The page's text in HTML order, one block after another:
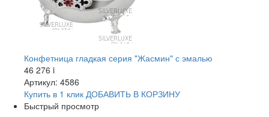
Конфетница гладкая серия "Жасмин" с эмалью
46 276 i
Артикул: 4586
Купить в 1 клик ДОБАВИТЬ В КОРЗИНУ
Быстрый просмотр